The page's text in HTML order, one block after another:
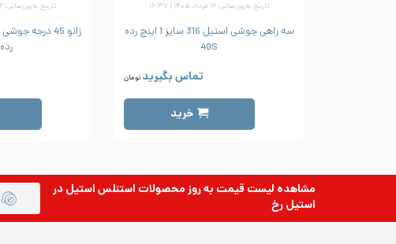
تاریخ به‌روزرسانی: ۱۲ مرداد ۱۴۰۵ | ۱۶:۳۷
سه راهی جوشی استیل 316 سایز 1 اینچ رده
40S
تماس بگیرید تومان
خرید
تاریخ به‌روزرسانی: ۱۲ مرداد ۱۴۰۵ | ۱۶:۳۷
رده 40S
مشاهده لیست قیمت به روزمحصولات استنلس استیلدر
استیل رخ